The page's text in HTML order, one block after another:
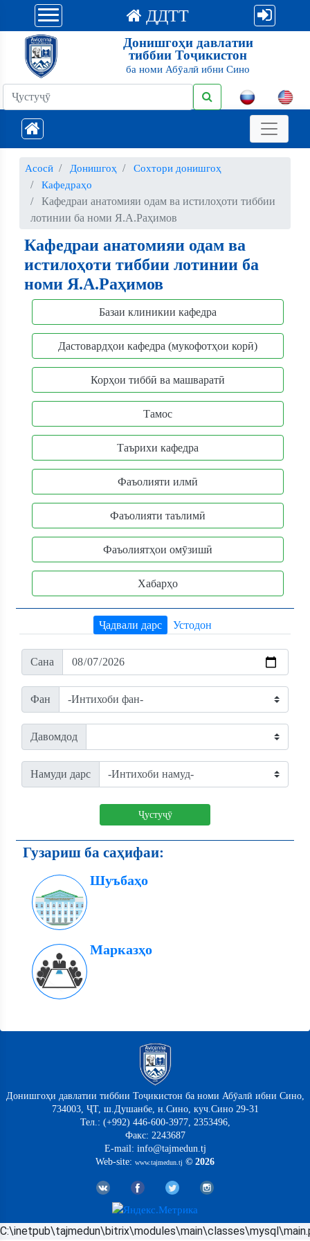
ДДТТ
Донишгоҳи давлатии
тиббии Тоҷикистон
ба номи Абӯалӣ ибни Сино
Асосӣ Донишгоҳ
Сохтори донишгоҳ
Кафедраҳо
Кафедраи анатомияи одам ва истилоҳоти тиббии
лотинии ба номи Я.А.Раҳимов
Кафедраи анатомияи одам ва
истилоҳоти тиббии лотинии ба
номи Я.А.Раҳимов
Базаи клиникии кафедра
Дастовардҳои кафедра (мукофотҳои корӣ)
Корҳои тиббӣ ва машваратӣ
Тамос
Таърихи кафедра
Фаъолияти илмӣ
Фаъолияти таълимӣ
Фаъолиятҳои омӯзишӣ
Хабарҳо
Ҷадвали дарс Устодон
Сана
Фан
Давомдод
Намуди дарс
Ҷустуҷӯ
Гузариш ба саҳифаи:
Шуъбаҳо
Марказҳо
Донишгоҳи давлатии тиббии Тоҷикистон ба номи Абӯалӣ ибни Сино,
734003, ҶТ, ш.Душанбе, н.Сино, куч.Сино 29-31
Тел.: (+992) 446-600-3977, 2353496,
Факс: 2243687
E-mail: info@tajmedun.tj
Web-site: www.tajmedun.tj © 2026